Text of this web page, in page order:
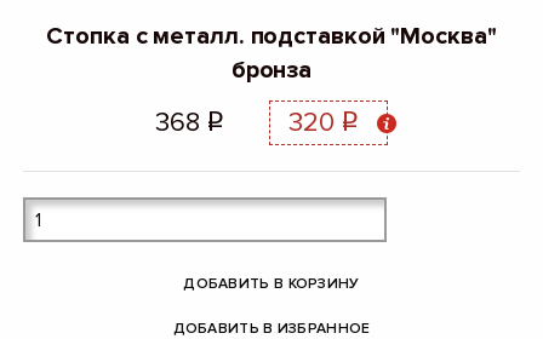
Стопка с металл. подставкой "Москва"
бронза
368 q 320 q
ДОБАВИТЬ В КОРЗИНУ
ДОБАВИТЬ В ИЗБРАННОЕ